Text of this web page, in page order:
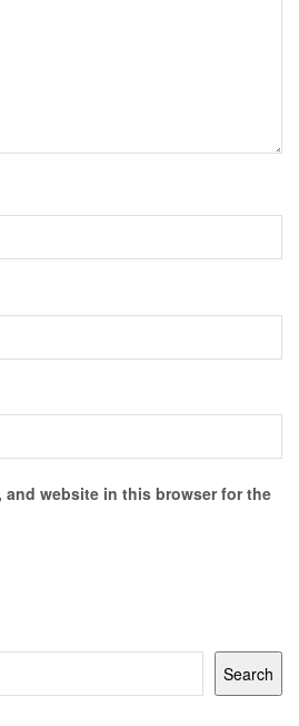
and website in this browser for the
Search